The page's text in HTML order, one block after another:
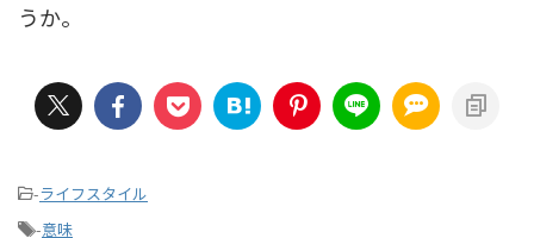
うか。
-ライフスタイル
-意味